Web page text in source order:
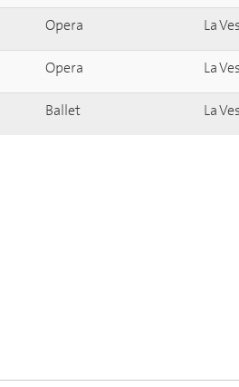
Opera La
Opera La
Ballet La